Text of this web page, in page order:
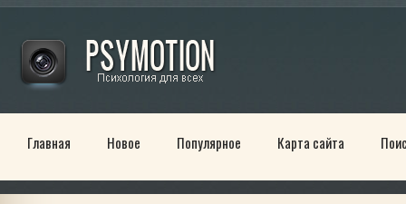
Главная Новое Популярное Карта сайта